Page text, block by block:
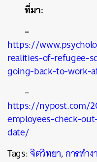
ที่มา:
–
https://
realities-of-refugee-
going-back-to-work-
–
https://nypost.com/
employees-check-
date/
Tags:จิตวิทยา,การทำ